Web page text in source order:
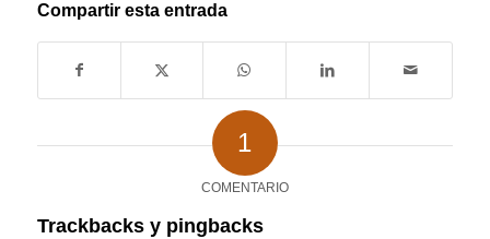
Compartir esta entrada
1
COMENTARIO
Trackbacks y pingbacks